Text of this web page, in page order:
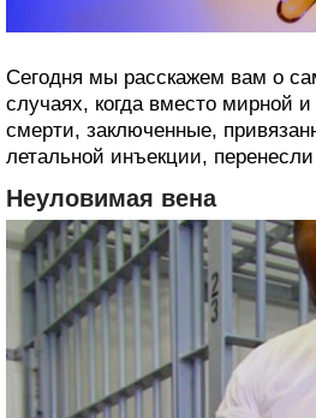
Сегодня мы расскажем вам о
случаях, когда вместо мирной
смерти, заключенные,
летальной инъекции,
Неуловимая вена